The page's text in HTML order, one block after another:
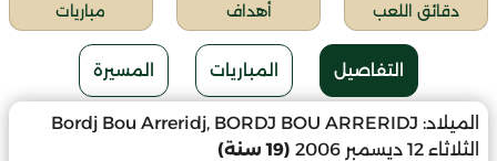
دقائق اللعب أهداف مباريات
التفاصيل المباريات المسيرة
الميلاد: Bordj Bou Arreridj, BORDJ BOU ARRERIDJ
الثلاثاء 12 ديسمبر 2006
(19 سنة)